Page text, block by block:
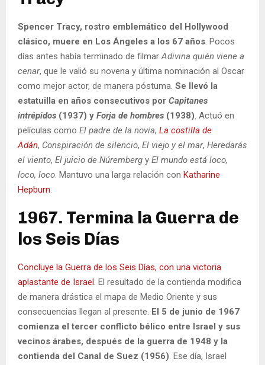
Spencer Tracy, rostro emblemático del Hollywood
clásico, muere en Los Ángeles a los 67 años. Pocos
días antes había terminado de filmarAdivina quién viene a
cenar, que le valió su novena y última nominación al Oscar
como mejor actor, de manera póstuma. Se llevó la
estatuilla en años consecutivos por Capitanes
intrépidos (1937) y Forja de hombres (1938). Actuó en
películas como El padre de la novia, La costilla de
Adán, Conspiración de silencio, El viejo y el mar, Heredarás
el viento, El juicio de Núremberg y El mundo está loco,
loco, loco. Mantuvo una larga relación con Katharine
Hepburn.
1967. Termina la Guerra de
los Seis Días
Concluye la Guerra de los Seis Días, con una victoria
aplastante de Israel. El resultado de la contienda modifica
de manera drástica el mapa de Medio Oriente y sus
consecuencias llegan al presente. El 5 de junio de 1967
comienza el tercer conflicto bélico entre Israel y sus
vecinos árabes, después de la guerra de 1948 y la
contienda del Canal de Suez (1956). Ese día, Israel